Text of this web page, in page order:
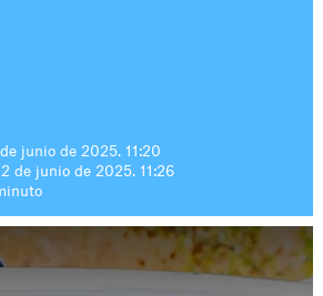
junio de 2025. 11:20
de junio de 2025. 11:26